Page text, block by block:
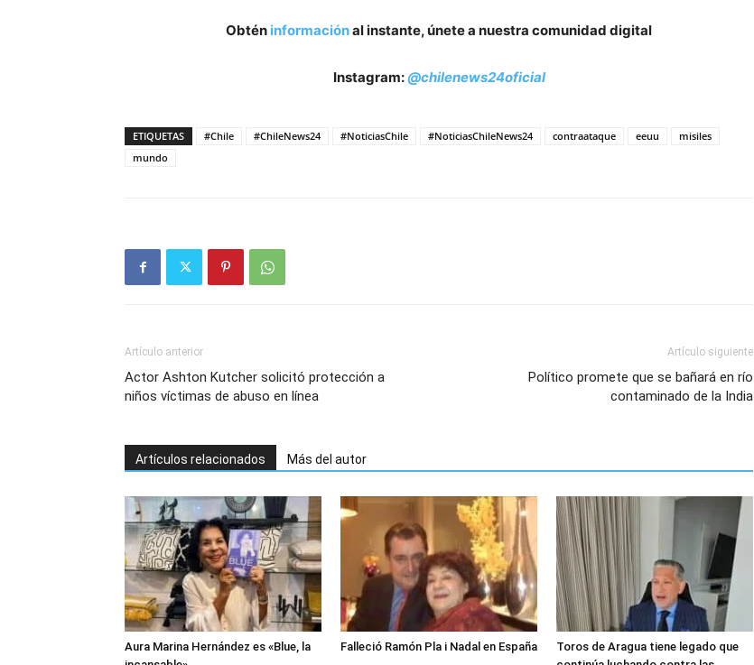
Obtén informaciónal instante, únete a nuestra comunidad digital
Instagram:@chilenews24oficial
ETIQUETAS #Chile #ChileNews24 #NoticiasChile #NoticiasChileNews24 contraataque eeuu
misiles
mundo
Artículo anterior
Actor Ashton Kutcher solicitó protección a
niños víctimas de abuso en línea
Artículo siguiente
Político promete que se bañará en río
contaminado de la India
Artículos relacionados Más del autor
Aura Marina Hernández es «Blue, la
Falleció Ramón Pla i Nadal en España
Toros de Aragua tiene legado que